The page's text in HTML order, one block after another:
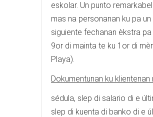
eskolar. Un punto
mas na personanan ku pa
siguiente fechanan èkstra
9or di mainta te ku 1or di
Playa).
Dokumentunan ku
sédula, slep di salario di e
slep di kuenta di banko di e